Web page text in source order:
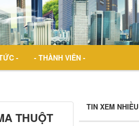
- - THÀNH VIÊN -
THUỘT
TIN XEM NHIỀU